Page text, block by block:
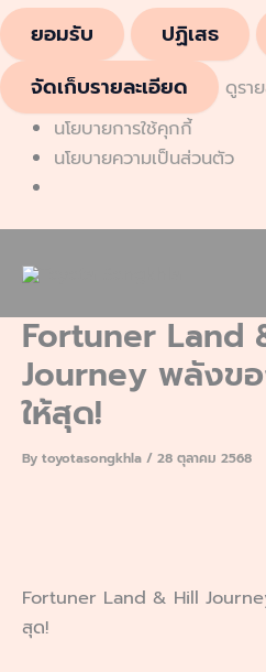
ยอมรับ ปฏิเสธ
จัดเก็บรายละเอียด
ดูรา
นโยบายการใช้คุกกี้
นโยบายความเป็นส่วนตัว
Fortuner Land
Journey พลังขอ
ให้สุด!
By toyotasongkhla / 28 ตุลาคม 2568
Fortuner Land & Hill
สุด!